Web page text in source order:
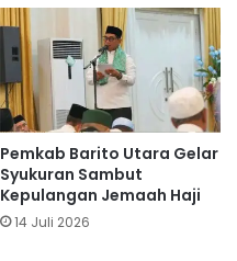
Pemkab Barito Utara Gelar
Syukuran Sambut
Kepulangan Jemaah Haji
14 Juli 2026